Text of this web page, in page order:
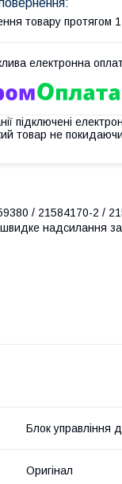
товару протягом
підключені
товар не
/ 21584170-2 /
надсилання
Блок управління
Оригінал